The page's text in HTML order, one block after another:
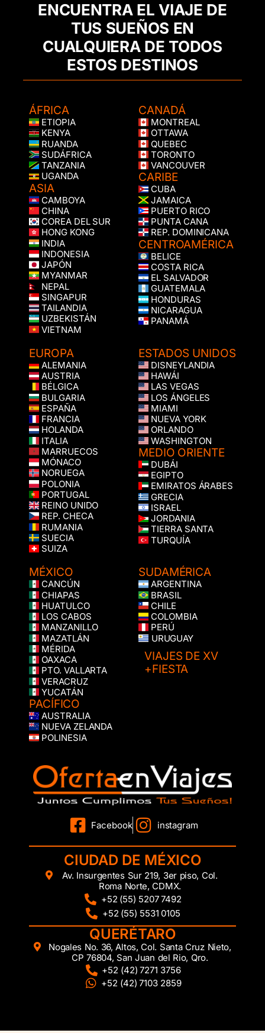
ENCUENTRA EL VIAJE DE
TUS SUEÑOS EN
CUALQUIERA DE TODOS
ESTOS DESTINOS
ÁFRICA
ETIOPIA
KENYA
RUANDA
SUDÁFRICA
TANZANIA
UGANDA
ASIA
CAMBOYA
CHINA
COREA DEL SUR
HONG KONG
INDIA
INDONESIA
JAPÓN
MYANMAR
NEPAL
SINGAPUR
TAILANDIA
UZBEKISTÁN
VIETNAM
CANADÁ
MONTREAL
OTTAWA
QUEBEC
TORONTO
VANCOUVER
CARIBE
CUBA
JAMAICA
PUERTO RICO
PUNTA CANA
REP. DOMINICANA
CENTROAMÉRICA
BELICE
COSTA RICA
EL SALVADOR
GUATEMALA
HONDURAS
NICARAGUA
PANAMÁ
EUROPA
ALEMANIA
AUSTRIA
BÉLGICA
BULGARIA
ESPAÑA
FRANCIA
HOLANDA
ITALIA
MARRUECOS
MÓNACO
NORUEGA
POLONIA
PORTUGAL
REINO UNIDO
REP. CHECA
RUMANIA
SUECIA
SUIZA
ESTADOS UNIDOS
DISNEYLANDIA
HAWÁI
LAS VEGAS
LOS ÁNGELES
MIAMI
NUEVA YORK
ORLANDO
WASHINGTON
MEDIO ORIENTE
DUBÁI
EGIPTO
EMIRATOS ÁRABES
GRECIA
ISRAEL
JORDANIA
TIERRA SANTA
TURQUÍA
MÉXICO
CANCÚN
CHIAPAS
HUATULCO
LOS CABOS
MANZANILLO
MAZATLÁN
MÉRIDA
OAXACA
PTO. VALLARTA
VERACRUZ
YUCATÁN
PACÍFICO
AUSTRALIA
NUEVA ZELANDA
POLINESIA
SUDAMÉRICA
ARGENTINA
BRASIL
CHILE
COLOMBIA
PERÚ
URUGUAY
VIAJES DE XV
+FIESTA
Facebook instagram
CIUDAD DE MÉXICO
Av. Insurgentes Sur 219, 3er piso, Col.
Roma Norte, CDMX.
+52 (55) 5207 7492
+52 (55) 5531 0105
QUERÉTARO
Nogales No. 36, Altos, Col. Santa Cruz Nieto,
CP 76804, San Juan del Rio, Qro.
+52 (42) 7271 3756
+52 (42) 7103 2859